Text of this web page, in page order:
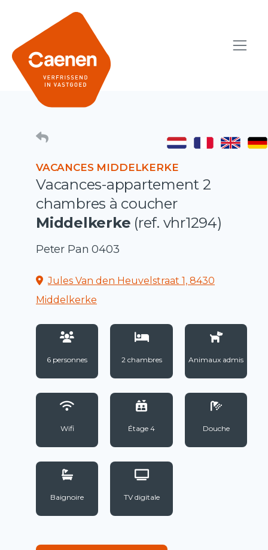
VACANCES MIDDELKERKE
Vacances-appartement 2
chambres à coucher
Middelkerke (ref. vhr1294)
Peter Pan 0403
Jules Van den Heuvelstraat 1, 8430
Middelkerke
6 personnes 2 chambres Animaux admis
Wifi Étage 4 Douche
Baignoire TV digitale